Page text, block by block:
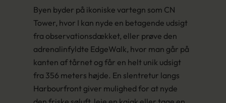
Byen byder på ikoniske vartegn som CN
Tower, hvor I kan nyde en betagende udsigt
fra observationsdækket, eller prøve den
adrenalinfyldte EdgeWalk, hvor man går på
kanten af tårnet og får en helt unik udsigt
fra 356 meters højde. En slentretur langs
Harbourfront giver mulighed for at nyde